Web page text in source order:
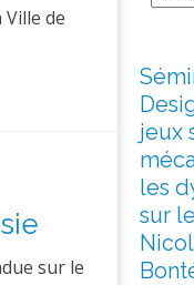
de
sur le
jeux
les
sur